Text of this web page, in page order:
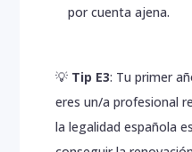
por cuenta ajena.
💡 Tip E3: Tu primer
eres un/a profesional
la legalidad española